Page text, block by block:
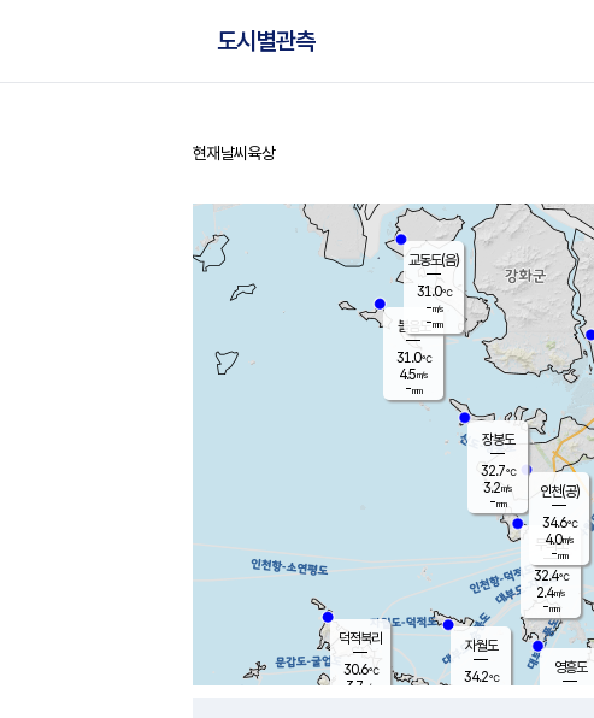
도시별관측
홈
현재날씨 육상
무의도
32.4℃
2.4m/s
-mm
영흥도
볼음도
31.0℃
4.5m/s
-mm
자월도
34.2℃
장봉도
32.7℃
3.2m/s
-mm
덕적북리
30.6℃
3.7 m/s
인천(공)
34.6℃
4.0m/s
-mm
교동도(음)
31.0℃
-m/s
-mm